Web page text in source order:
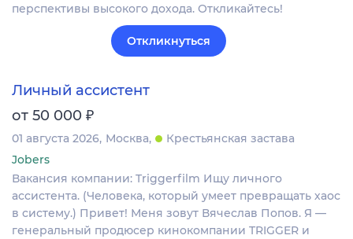
перспективы высокого дохода. Откликайтесь!
Откликнуться
Личный ассистент
от 50 000 ₽
01 августа 2026 Москва
Крестьянская застава
Jobers
Вакансия компании: Triggerfilm Ищу личного
ассистента. (Человека, который умеет превращать хаос
в систему.) Привет! Меня зовут Вячеслав Попов. Я —
генеральный продюсер кинокомпании TRIGGER и